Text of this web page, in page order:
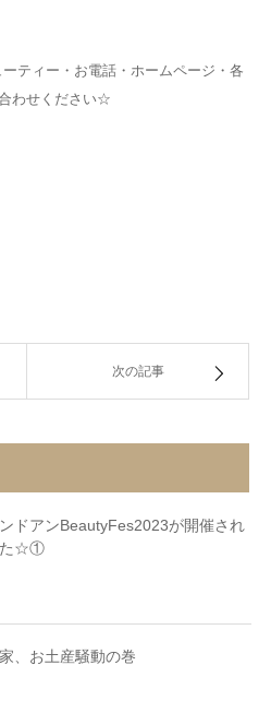
ティー・お電話・ホームページ・各
わせください☆
次の記事
ドアンBeautyFes2023が開催され
た☆①
、お土産騒動の巻